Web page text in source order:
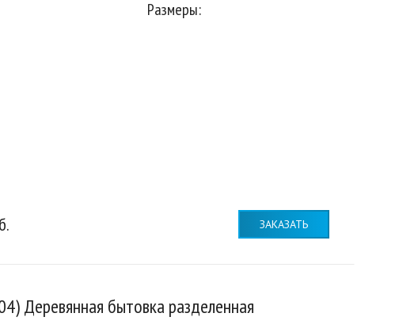
Размеры:
ЗАКАЗАТЬ
Деревянная бытовка разделенная